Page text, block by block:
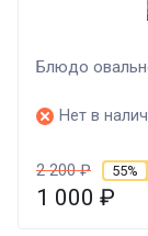
Блюдо
Нет в
2 200₽ 55%
1 000 ₽